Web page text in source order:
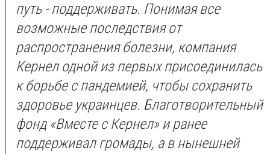
путь - поддерживать. Понимая все
возможные последствия от
распространения болезни, компания
Кернел одной из первых присоединилась
к борьбе с пандемией, чтобы сохранить
здоровье украинцев. Благотворительный
фонд «Вместе с Кернел» и ранее
поддерживал громады, а в нынешней